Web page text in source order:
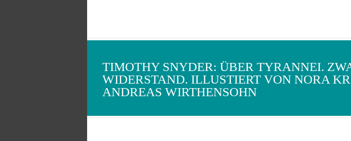
TIMOTHY SNYDER: ÜBER TYRANNEI.
WIDERSTAND. ILLUSTIERT VON NORA
ANDREAS WIRTHENSOHN